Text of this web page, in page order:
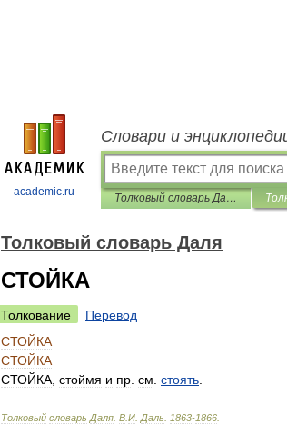
academic.ru
Словари и
Толковый словарь Даля
Толковый словарь Даля
СТОЙКА
Толкование
Перевод
СТОЙКА
СТОЙКА
СТОЙКА стоймя и пр см стоять
Толковый словарь Даля В И Даль 1863-1866